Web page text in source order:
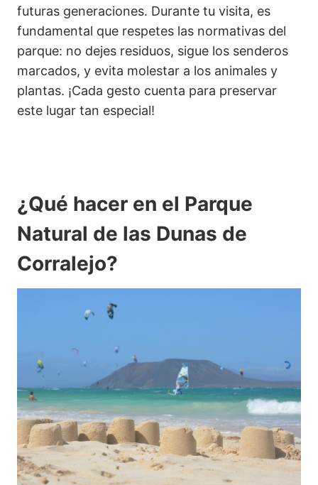
futuras generaciones. Durante tu visita, es
fundamental que respetes las normativas del
parque: no dejes residuos, sigue los senderos
marcados, y evita molestar a los animales y
plantas. ¡Cada gesto cuenta para preservar
este lugar tan especial!
¿Qué hacer en el Parque
Natural de las Dunas de
Corralejo?